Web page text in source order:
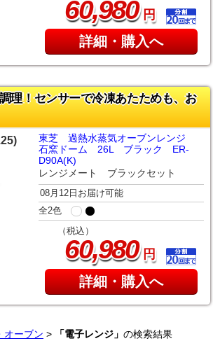
60,980円
詳細・購入へ
理！センサーで冷凍あたためも、お
東芝 過熱水蒸気オーブンレンジ
石窯ドーム 26L ブラック ER-
D90A(K)
レンジメート ブラックセット
08月12日お届け可能
全2色
（税込）
60,980円
詳細・購入へ
オーブン > 「電子レンジ」 の検索結果